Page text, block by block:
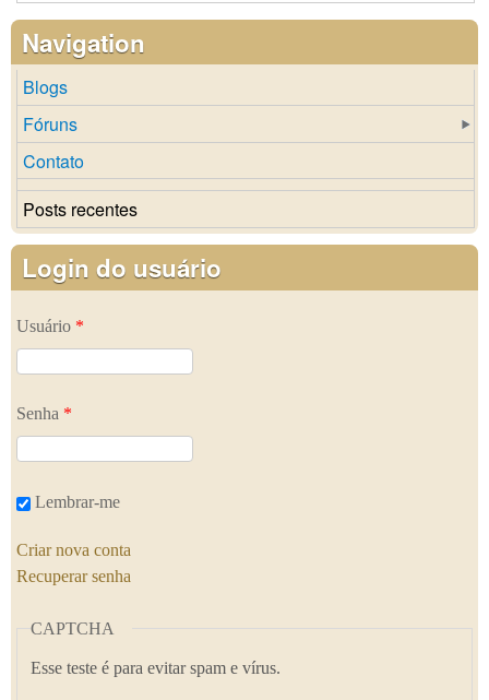
Navigation
Blogs
Fóruns
Contato
Posts recentes
Login do usuário
Usuário *
Senha *
Lembrar-me
Criar nova conta
Recuperar senha
CAPTCHA
Esse teste é para evitar spam e vírus.